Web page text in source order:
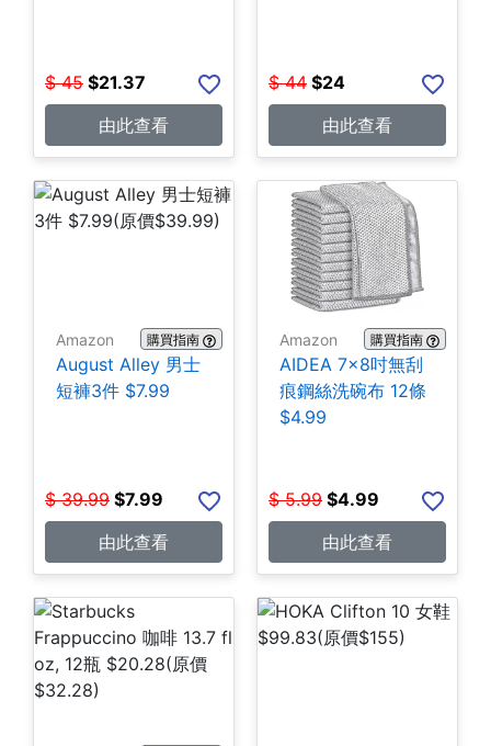
$ 45 $21.37
由此查看
$ 44 $24
由此查看
Amazon 購買指南
August Alley 男士
短褲3件 $7.99
$ 39.99 $7.99
由此查看
Amazon 購買指南
AIDEA 7×8吋無刮
痕鋼絲洗碗布 12條
$4.99
$ 5.99 $4.99
由此查看